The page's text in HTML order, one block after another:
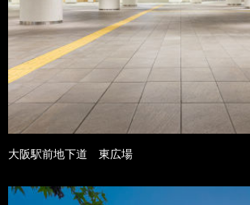
大阪駅前地下道 東広場